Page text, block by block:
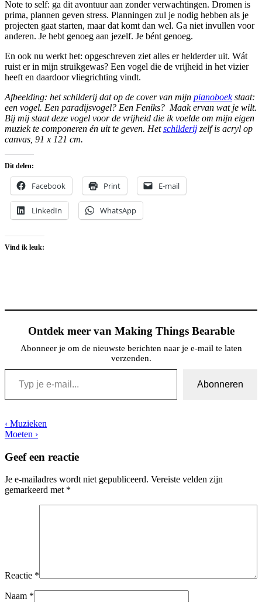
Note to self: ga dit avontuur aan zonder verwachtingen. Dromen is
prima, plannen geven stress. Planningen zul je nodig hebben als je
projecten gaat starten, maar dat komt dan wel. Ga niet invullen voor
anderen. Je hebt genoeg aan jezelf. Je bént genoeg.
En ook nu werkt het: opgeschreven ziet alles er helderder uit. Wát
ruist er in mijn struikgewas? Een vogel die de vrijheid in het vizier
heeft en daardoor vliegrichting vindt.
Afbeelding: het schilderij dat op de cover van mijn pianoboekstaat:
een vogel. Een paradijsvogel? Een Feniks? Maak ervan wat je wilt.
Bij mij staat deze vogel voor de vrijheid die ik voelde om mijn eigen
muziek te componeren én uit te geven. Hetschilderij zelf is acryl op
canvas, 91 x 121 cm.
Dit delen:
Facebook Print E-mail
LinkedIn WhatsApp
Vind ik leuk:
Ontdek meer van Making Things Bearable
Abonneer je om de nieuwste berichten naar je e-mail te laten
verzenden.
Typ je e-mail...
Abonneren
Bericht
navigatie
Vorig
bericht
‹ Muzieken
Volgende
is
Moeten ›
Geef een reactie
Je e-mailadres wordt niet gepubliceerd. Vereiste velden zijn
gemarkeerd met *
Reactie *
Naam *